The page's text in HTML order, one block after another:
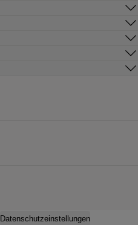
Datenschutzeinstellungen